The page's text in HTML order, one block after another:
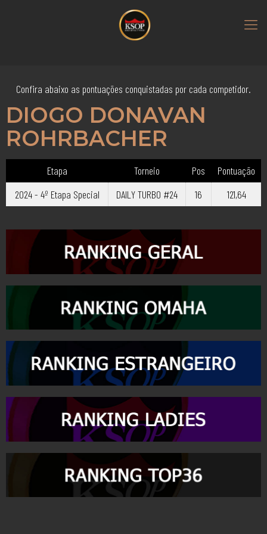
Confira abaixo as pontuações conquistadas por cada competidor.
DIOGO DONAVAN
ROHRBACHER
Etapa Torneio Pos
Pontuação
2024 - 4º Etapa Special
DAILY TURBO #24 16 121,64